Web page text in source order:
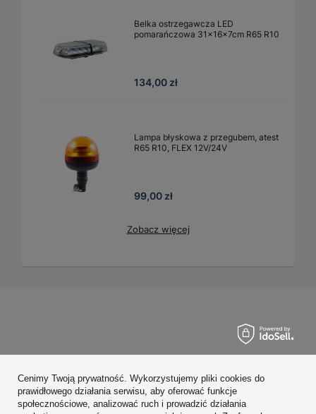
Belka ostrzegawcza LED
pomarańczowa 31x16x7cm R65 R10
134,00 zł
Lampa błyskowa z przegubem, atest
R65 R10, FLEX 12V/24V
99,00 zł
Zobacz więcej
Konto
Cenimy Twoją prywatność. Wykorzystujemy pliki cookies do
prawidłowego działania serwisu, aby oferować funkcje
społecznościowe, analizować ruch i prowadzić działania